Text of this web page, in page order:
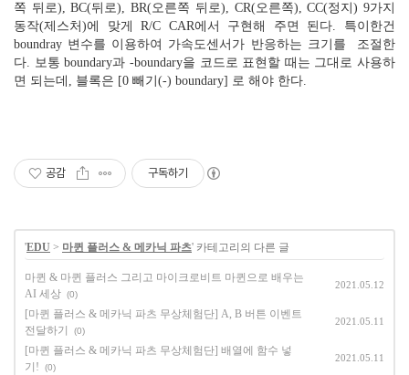
쪽 뒤로), BC(뒤로), BR(오른쪽 뒤로), CR(오른쪽), CC(정지) 9가지
동작(제스처)에 맞게 R/C CAR에서 구현해 주면 된다. 특이한건
boundray 변수를 이용하여 가속도센서가 반응하는 크기를 조절한
다. 보통 boundary과 -boundary을 코드로 표현할 때는 그대로 사용하
면 되는데, 블록은 [0 빼기(-) boundary] 로 해야 한다.
공감 구독하기
'EDU > 마퀸 플러스 & 메카닉 파츠' 카테고리의 다른 글
마퀸 & 마퀸 플러스 그리고 마이크로비트 마퀸으로 배우는
AI 세상 (0)
2021.05.12
[마퀸 플러스 & 메카닉 파츠 무상체험단] A, B 버튼 이벤트
전달하기
(0)
2021.05.11
[마퀸 플러스 & 메카닉 파츠 무상체험단] 배열에 함수 넣
기!
(0)
2021.05.11